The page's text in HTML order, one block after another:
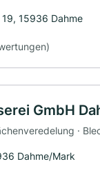
15936 Dahme
GmbH
·
Dahme/Mark